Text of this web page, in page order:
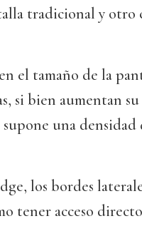
tradicional y otro
el tamaño de la
si bien aumentan
supone una
los bordes
tener acceso